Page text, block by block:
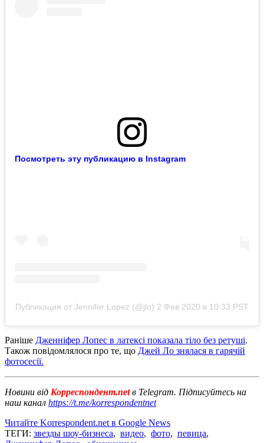
Посмотреть эту публикацию в Instagram
Публикация от Jennifer Lopez (@jlo) 2 Фев 2020 в 10:33 PST
Раніше Дженніфер Лопес в латексі показала тіло без ретуші.
Також повідомлялося про те, що Джей Ло знялася в гарячій
фотосесії.
Новини від Корреспондент.netв Telegram. Підписуйтесь на
наш канал https://t.me/korrespondentnet
Читайте Korrespondent.net в Google News
ТЕГИ: звезды шоу-бизнеса, видео, фото, певица,